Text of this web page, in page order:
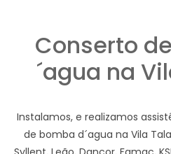
Conserto
´agua na
Instalamos, e realizamos
de bomba d´agua na Vila